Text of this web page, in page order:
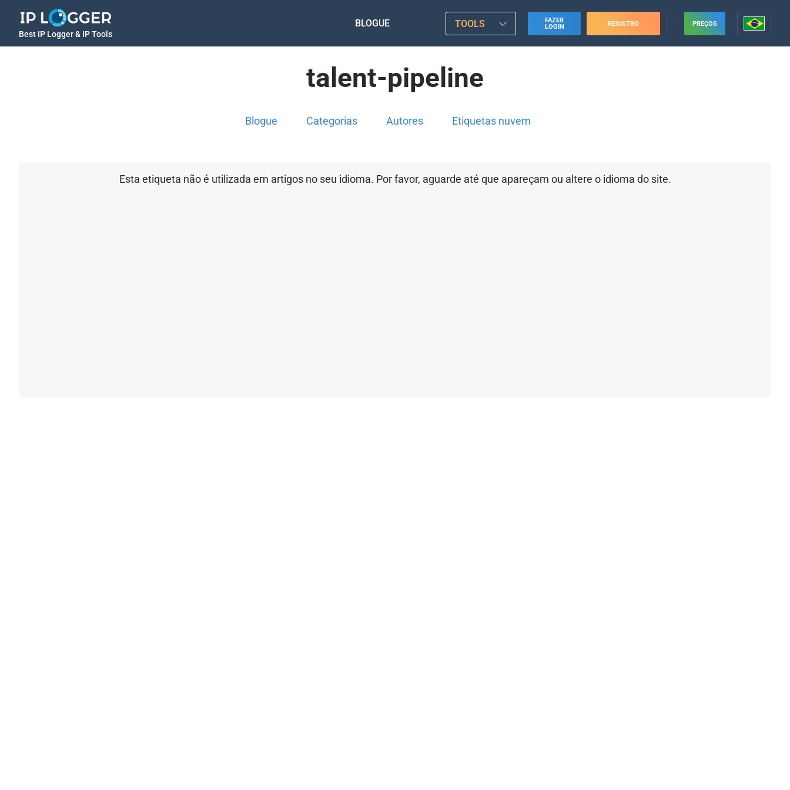
Best IP Logger & IP Tools
BLOGUE TOOLS
FAZER
LOGIN
REGISTRO PREÇOS
talent-pipeline
Blogue Categorias Autores Etiquetas nuvem